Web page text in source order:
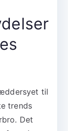
til
trends
Det